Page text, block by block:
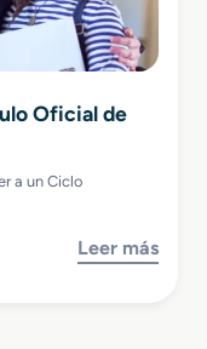
Oficial de
a un Ciclo
Leer más